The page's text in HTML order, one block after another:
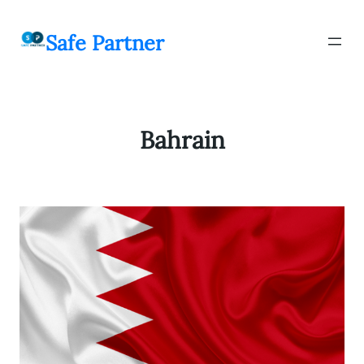
გადასვლაSafe Partner
Bahrain